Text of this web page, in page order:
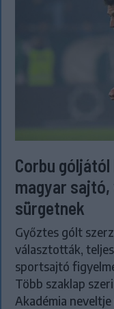
Corbu
magyar
sürgetnek
Győztes gólt
választották,
sportsajtó
Több szaklap
Akadémia